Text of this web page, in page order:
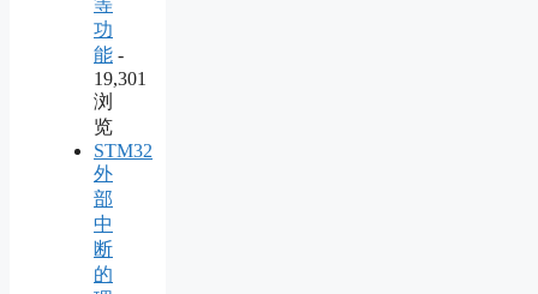
等
功
能 -
19,301
浏
览
STM32
外
部
中
断
的